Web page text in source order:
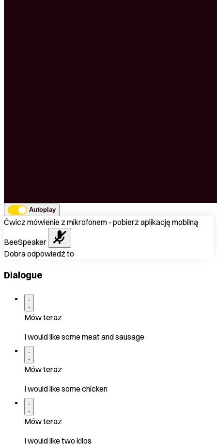
Autoplay
Ćwicz mówienie z mikrofonem - pobierz aplikację mobilną
BeeSpeaker
Dobra odpowiedź to
Dialogue
Mów teraz
I would like some meat and sausage
Mów teraz
I would like some chicken
Mów teraz
I would like two kilos